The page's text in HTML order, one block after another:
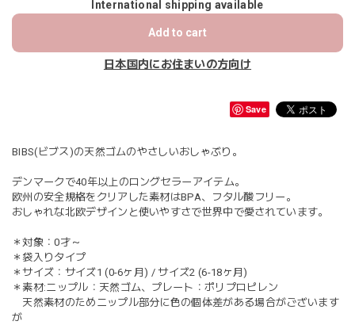
International shipping available
Add to cart
日本国内にお住まいの方向け
Save
BIBS(ビブス)の天然ゴムのやさしいおしゃぶり。
デンマークで40年以上のロングセラーアイテム。
欧州の安全規格をクリアした素材はBPA、フタル酸フリー。
おしゃれな北欧デザインと使いやすさで世界中で愛されています。
＊対象：0才～
＊袋入りタイプ
＊サイズ：サイズ1 (0-6ヶ月) / サイズ2 (6-18ヶ月)
＊素材:ニップル：天然ゴム、プレート：ポリプロピレン
天然素材のためニップル部分に色の個体差がある場合がございます
が